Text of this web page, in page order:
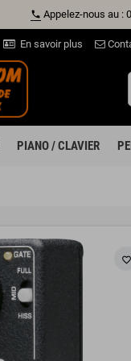
phone Appelez-nous au :
En savoir plus
PIANO / CLAVIER
favorite_border